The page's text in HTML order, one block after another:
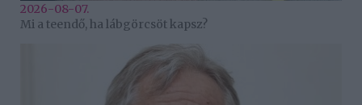
2026-08-07.
Mi a teendő, ha lábgörcsöt kapsz?